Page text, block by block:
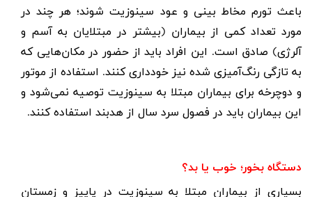
باعث تورم مخاط بینی و عود سینوزیت شوند؛ هر چند در
مورد تعداد کمی از بیماران (بیشتر در مبتلایان به آسم و
آلرژی) صادق است. این افراد باید از حضور در مکان‌هایی که
به تازگی رنگ‌آمیزی شده نیز خودداری کنند. استفاده از موتور
و دوچرخه برای بیماران مبتلا به سینوزیت توصیه نمی‌شود و
این بیماران باید در فصول سرد سال از هدبند استفاده کنند.
دستگاه بخور؛ خوب یا بد؟
بسیاری از بیماران مبتلا به سینوزیت در پاییز و زمستان